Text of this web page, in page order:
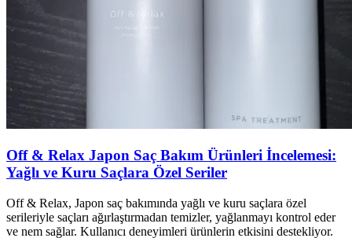
Off & Relax Japon Saç Bakım Ürünleri İncelemesi:
Yağlı ve Kuru Saçlara Özel Seriler
Off & Relax, Japon saç bakımında yağlı ve kuru saçlara özel
serileriyle saçları ağırlaştırmadan temizler, yağlanmayı kontrol eder
ve nem sağlar. Kullanıcı deneyimleri ürünlerin etkisini destekliyor.